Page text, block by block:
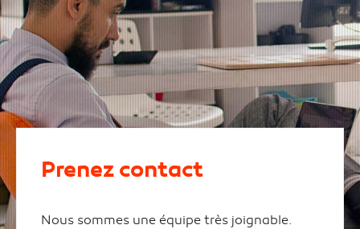
Prenez contact
Nous sommes une équipe très joignable.